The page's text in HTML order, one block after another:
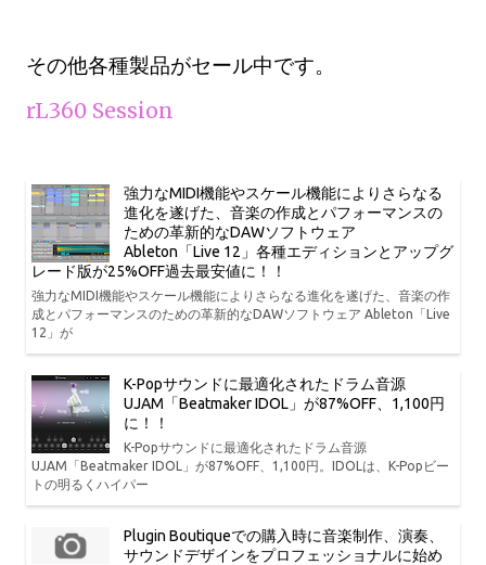
その他各種製品がセール中です。
rL360 Session
強力なMIDI機能やスケール機能によりさらなる
進化を遂げた、音楽の作成とパフォーマンスの
ための革新的なDAWソフトウェア
Ableton「Live 12」各種エディションとアップグ
レード版が25%OFF過去最安値に！！
強力なMIDI機能やスケール機能によりさらなる進化を遂げた、音楽の作
成とパフォーマンスのための革新的なDAWソフトウェア Ableton「Live
12」が
K-Popサウンドに最適化されたドラム音源
UJAM「Beatmaker IDOL」が87%OFF、1,100円
に！！
K-Popサウンドに最適化されたドラム音源
UJAM「Beatmaker IDOL」が87%OFF、1,100円。IDOLは、K-Popビー
トの明るくハイパー
Plugin Boutiqueでの購入時に音楽制作、演奏、
サウンドデザインをプロフェッショナルに始め